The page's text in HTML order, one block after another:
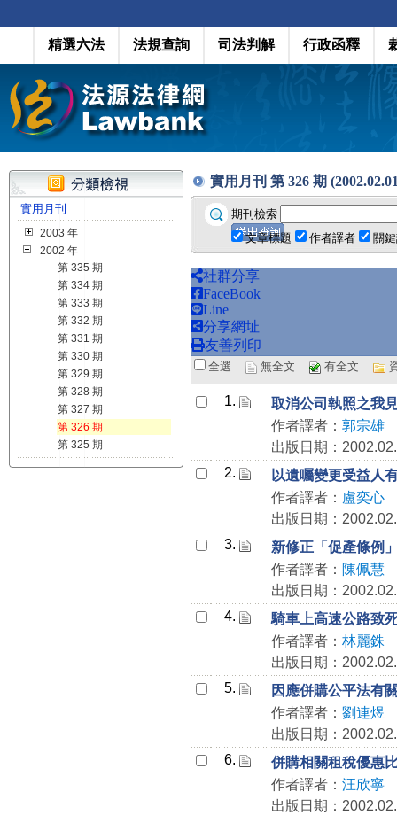
精選六法 法規查詢 司法判解 行政函釋
實用月刊
2003 年
2002 年
第 335 期
第 334 期
第 333 期
第 332 期
第 331 期
第 330 期
第 329 期
第 328 期
第 327 期
第 326 期
第 325 期
實用月刊 第 326 期
期刊檢索
文章標題
作者譯者 關
社群分享
FaceBook
Line
分享網址
友善列印
全選 無全文 有全文
1.
取消公司執照之我
作者譯者： 郭宗雄
出版日期：
2.
以遺囑變更受益人
作者譯者： 盧奕心
出版日期：
3.
新修正「促產條例
作者譯者： 陳佩慧
出版日期：
4.
騎車上高速公路致
作者譯者： 林麗銖
出版日期：
5.
因應併購公平法有
作者譯者： 劉連煜
出版日期：
6.
併購相關租稅優惠
作者譯者： 汪欣寧
出版日期：